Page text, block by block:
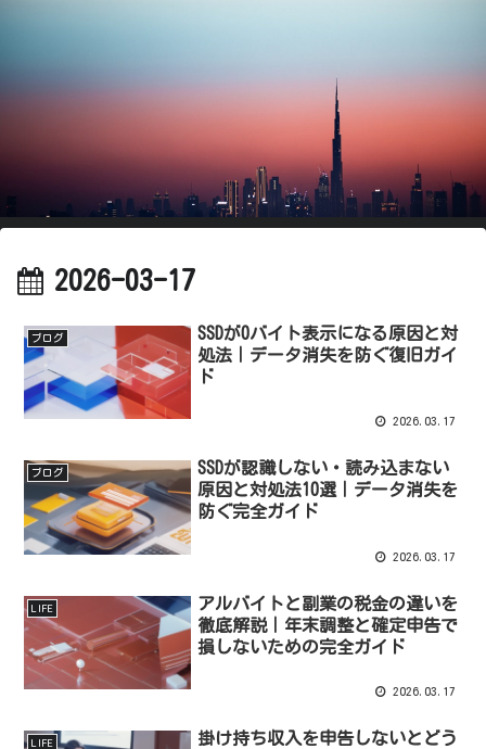
2026-03-17
ブログ
SSDが0バイト表示になる原因と対
処法｜データ消失を防ぐ復旧ガイ
ド
2026.03.17
ブログ
SSDが認識しない・読み込まない
原因と対処法10選｜データ消失を
防ぐ完全ガイド
2026.03.17
LIFE
アルバイトと副業の税金の違いを
徹底解説｜年末調整と確定申告で
損しないための完全ガイド
2026.03.17
LIFE
掛け持ち収入を申告しないとどう